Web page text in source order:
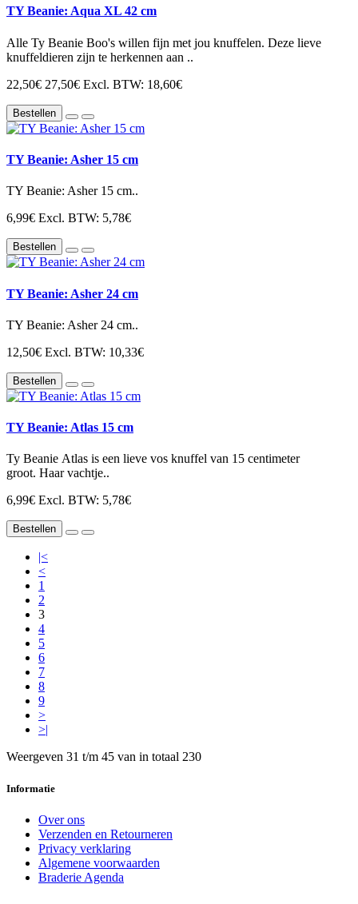
TY Beanie: Aqua XL 42 cm
Alle Ty Beanie Boo's willen fijn met jou knuffelen. Deze lieve
knuffeldieren zijn te herkennen aan ..
22,50€ 27,50€ Excl. BTW: 18,60€
Bestellen
TY Beanie: Asher 15 cm
TY Beanie: Asher 15 cm..
6,99€ Excl. BTW: 5,78€
Bestellen
TY Beanie: Asher 24 cm
TY Beanie: Asher 24 cm..
12,50€ Excl. BTW: 10,33€
Bestellen
TY Beanie: Atlas 15 cm
Ty Beanie Atlas is een lieve vos knuffel van 15 centimeter
groot. Haar vachtje..
6,99€ Excl. BTW: 5,78€
Bestellen
|<
<
1
2
3
4
5
6
7
8
9
>
>|
Weergeven 31 t/m 45 van in totaal 230
Informatie
Over ons
Verzenden en Retourneren
Privacy verklaring
Algemene voorwaarden
Braderie Agenda